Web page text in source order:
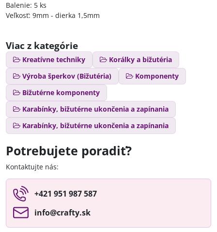
Balenie: 5 ks
Veľkosť: 9mm - dierka 1,5mm
Viac z kategórie
Kreatívne techniky
Korálky a bižutéria
Výroba šperkov (Bižutéria)
Komponenty
Bižutérne komponenty
Karabínky, bižutérne ukončenia a zapínania
Karabínky, bižutérne ukončenia a zapínania
Potrebujete poradiť?
Kontaktujte nás:
+421 951 987 587
info​@crafty​.sk